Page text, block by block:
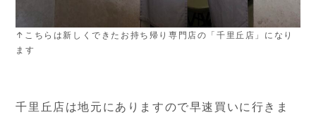
↑こちらは新しくできたお持ち帰り専門店の「千里丘店」になり
ます
千里丘店は地元にありますので早速買いに行きま